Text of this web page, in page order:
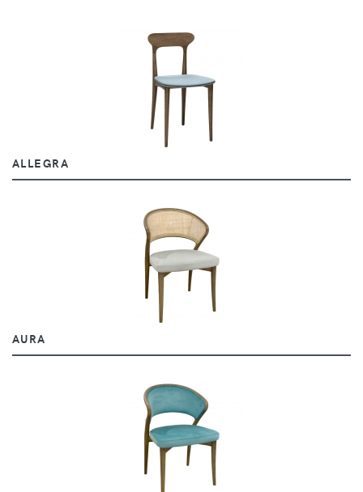
ALLEGRA
AURA